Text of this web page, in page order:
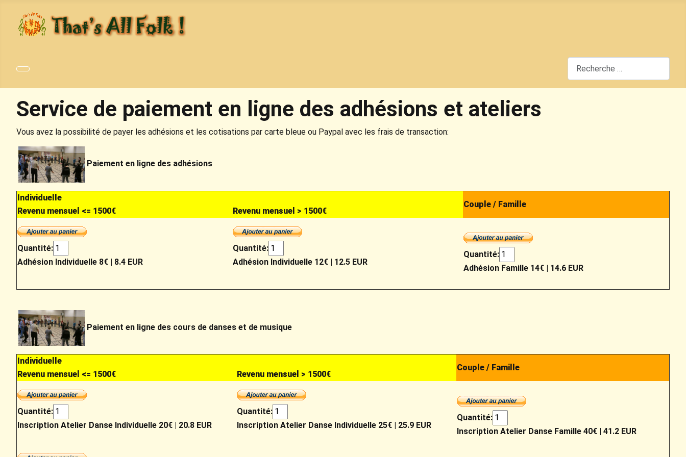
Service de paiement en ligne des adhésions et ateliers
Vous avez la possibilité de payer les adhésions et les cotisations par carte bleue ou Paypal avec les frais de transaction:
Paiement en ligne des adhésions
Individuelle
Couple / Famille
Revenu mensuel <= 1500€ Revenu mensuel > 1500€
Quantité:
Adhésion Individuelle 8€ | 8.4 EUR
Quantité:
Adhésion Individuelle 12€ | 12.5 EUR
Quantité:
Adhésion Famille 14€ | 14.6 EUR
Paiement en ligne des cours de danses et de musique
Individuelle
Couple / Famille
Revenu mensuel <= 1500€ Revenu mensuel > 1500€
Quantité:
Inscription Atelier Danse Individuelle 20€ | 20.8 EUR
Quantité:
Inscription Atelier Danse Individuelle 25€ | 25.9 EUR
Quantité:
Inscription Atelier Danse Famille 40€ | 41.2 EUR